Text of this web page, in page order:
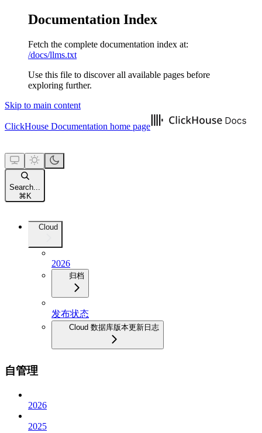
Documentation Index
Fetch the complete documentation index at:
/docs/llms.txt
Use this file to discover all available pages before
exploring further.
Skip to main content
ClickHouse Documentation home page
Search...
⌘ K
Cloud
2026
归档
发布状态
Cloud 数据库版本更新日志
自管理
2026
2025